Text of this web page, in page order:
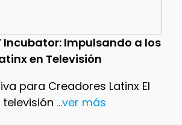
Incubator: Impulsando a los
en Televisión
para Creadores Latinx El
...ver más